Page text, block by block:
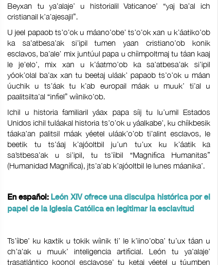
Beyxan tu ya’alaje’ u historialil Vaticanoe’ “yaj ba’al ich
cristianail k’a’ajesajil”.
U jeel papaob ts’o’ok u máano’obe’ ts’o’ok xan u k’áatiko’ob
ka sa’atbesa’ak si’ipil tumen yaan cristiano’ob konik
esclavos, ba’ale’ mix juntúul papa u chíimpoltmaj tu táan kaaj
le je’elo’, mix xan u k’áatmo’ob ka sa’atbesa’ak si’ipil
yóok’olal ba’ax xan tu beetaj uláak’ papaob ts’o’ok u máan
úuchik u ts’áak tu k’ab europail máak u muuk’ ti’al u
paalitsilta’al “infiel” wíiniko’ob.
Ichil u historia familiaril yáax papa síij tu lu’umil Estados
Unidos ichil tuláakal historia ts’o’ok u yáalkabe’, ku chíikbesik
táaka’an palitsil máak yéetel uláak’o’ob ti’alint esclavos, le
beetik tu ts’áaj k’ajóoltbil ju’un tu’ux ku k’áatik ka
sa’stbesa’ak u si’ipil, tu ts’íibil “Magnifica Humanitas”
(Humanidad Magnífica), jts’a’ab k’ajóoltbil le lunes máanika’.
En español: León XIV ofrece una disculpa histórica por el
papel de la Iglesia Católica en legitimar la esclavitud
Ts’íibe’ ku kaxtik u tokik wíinik ti’ le k’iino’oba’ tu’ux táan u
ch’a’ak u muuk’ inteligencia artificial. León tu ya’alaje’
trasatlántico koonol esclavose’ tu ketaj yéetel u túumben